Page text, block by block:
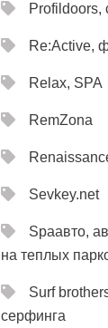
Profildoors,
Re:Active,
Relax, SPA
RemZona
Sevkey.net
Spaавто,
на теплых
Surf
серфинга